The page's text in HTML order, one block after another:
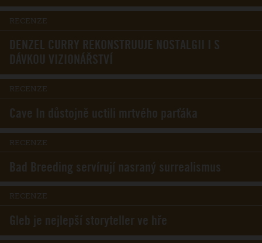
RECENZE
DENZEL CURRY REKONSTRUUJE NOSTALGII I S
DÁVKOU VIZIONÁŘSTVÍ
RECENZE
Cave In důstojně uctili mrtvého parťáka
RECENZE
Bad Breeding servírují nasraný surrealismus
RECENZE
Gleb je nejlepší storyteller ve hře